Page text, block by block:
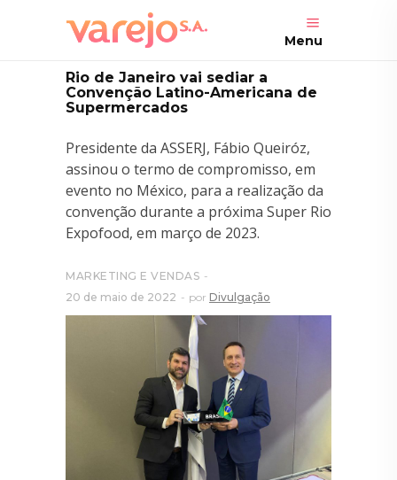
Menu
Rio de Janeiro vai sediar a
Convenção Latino-Americana de
Supermercados
Presidente da ASSERJ, Fábio Queiróz,
assinou o termo de compromisso, em
evento no México, para a realização da
convenção durante a próxima Super Rio
Expofood, em março de 2023.
MARKETING E VENDAS
20 de maio de 2022
por Divulgação